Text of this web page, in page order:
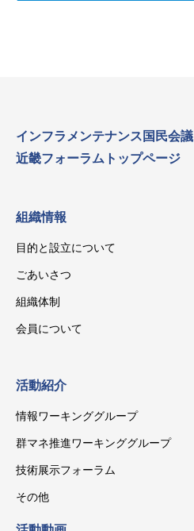
インフラメンテナンス国民会議
近畿フォーラムトップページ
組織情報
目的と設立について
ごあいさつ
組織体制
会員について
活動紹介
情報ワーキンググループ
群マネ推進ワーキンググループ
技術展示フォーラム
その他